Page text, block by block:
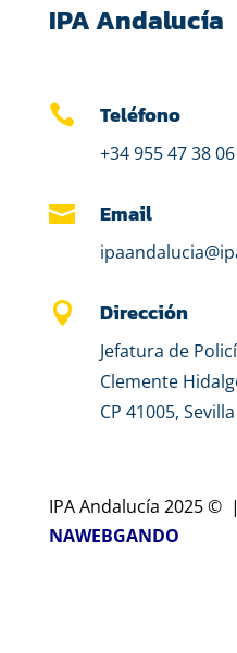
IPA Andalucía
 Teléfono
+34 955 47 38 06
 Email
 Dirección
Jefatura de
Clemente
CP 41005, Sevilla
IPA Andalucía 2025
NAWEBGANDO